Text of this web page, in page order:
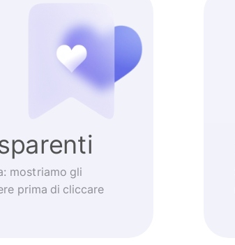
mostriamo gli
prima di cliccare